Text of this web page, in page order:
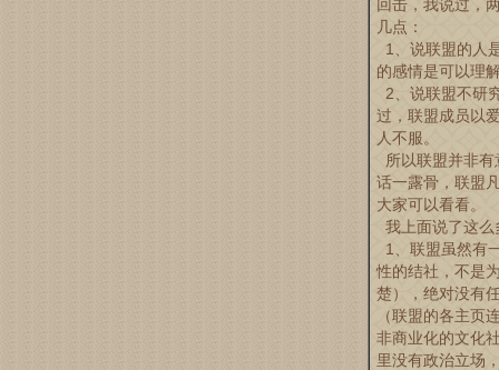
回击，我说过，
几点：
1、说联盟的人
的感情是可以理
2、说联盟不研
过，联盟成员以
人不服。
所以联盟并非
话一露骨，联盟
大家可以看看。
我上面说了这
1、联盟虽然有
性的结社，不是
楚），绝对没有
（联盟的各主页
非商业化的文化
里没有政治立场